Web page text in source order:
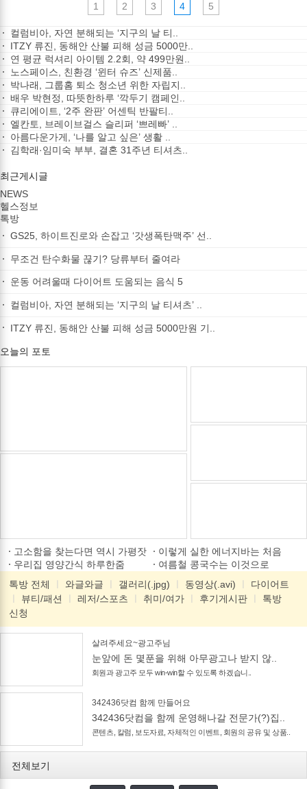
1 2 3 4 5
컬럼비아, 자연 분해되는 ‘지구의 날 티..
ITZY 류진, 동해안 산불 피해 성금 5000만..
연 평균 럭셔리 아이템 2.2회, 약 499만원..
노스페이스, 친환경 ‘윈터 슈즈’ 신제품..
박나래, 그룹홈 퇴소 청소년 위한 자립지..
배우 박현정, 따뜻한하루 ‘깍두기 캠페인..
큐리에이트, ‘2주 완판’ 어센틱 반팔티..
엘칸토, 브레이브걸스 슬리퍼 ‘쁘레빠’ ..
아름다운가게, ‘나를 알고 싶은’ 생활 ..
김학래·임미숙 부부, 결혼 31주년 티셔츠..
최근게시글
NEWS
헬스정보
톡방
GS25, 하이트진로와 손잡고 ‘갓생폭탄맥주’ 선..
무조건 탄수화물 끊기? 당류부터 줄여라
운동 어려울때 다이어트 도움되는 음식 5
컬럼비아, 자연 분해되는 ‘지구의 날 티셔츠’ ..
ITZY 류진, 동해안 산불 피해 성금 5000만원 기..
오늘의 포토
고소함을 찾는다면 역시 가평잣
이렇게 실한 에너지바는 처음
우리집 영양간식 하루한줌
여름철 콩국수는 이것으로
톡방 전체
와글와글 갤러리(.jpg) 동영상(.avi)
다이어트
뷰티/패션 레저/스포츠 취미/여가 후기게시판
톡방
신청
살려주세요~광고주님
눈앞에 돈 몇푼을 위해 아무광고나 받지 않..
회원과 광고주 모두 win-win할 수 있도록 하겠습니..
342436닷컴 함께 만들어요
342436닷컴을 함께 운영해나갈 전문가(?)집..
콘텐츠, 칼럼, 보도자료, 자체적인 이벤트, 회원의 공유 및 상품..
전체보기